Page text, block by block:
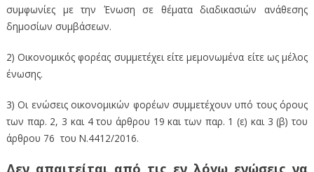
συμφωνίες με την Ένωση σε θέματα διαδικασιών ανάθεσης
δημοσίων συμβάσεων.
2) Οικονομικός φορέας συμμετέχει είτε μεμονωμένα είτε ως μέλος
ένωσης.
3) Οι ενώσεις οικονομικών φορέων συμμετέχουν υπό τους όρους
των παρ. 2, 3 και 4 του άρθρου 19 και των παρ. 1 (ε) και 3 (β) του
άρθρου 76 του Ν.4412/2016.
Δεν απαιτείται από τις εν λόγω ενώσεις να